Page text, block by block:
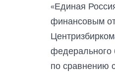
​«Единая
финансовым
федерального
по сравнению